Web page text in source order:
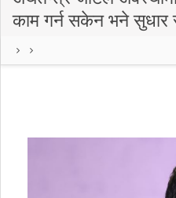
काम गर्न सकेन भने सुधार